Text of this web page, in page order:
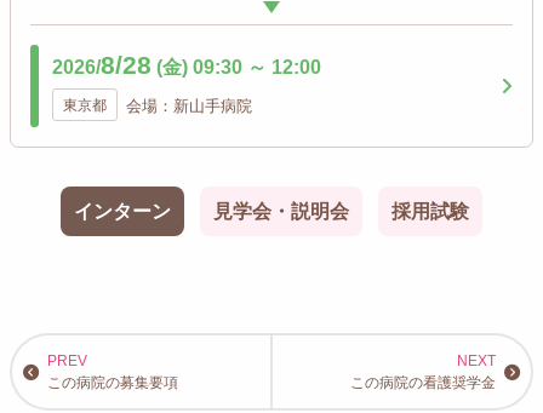
2026/8/28 (金) 09:30 ～ 12:00
東京都 会場：新山手病院
インターン 見学会・説明会 採用試験
この病院の募集要項 この病院の看護奨学金